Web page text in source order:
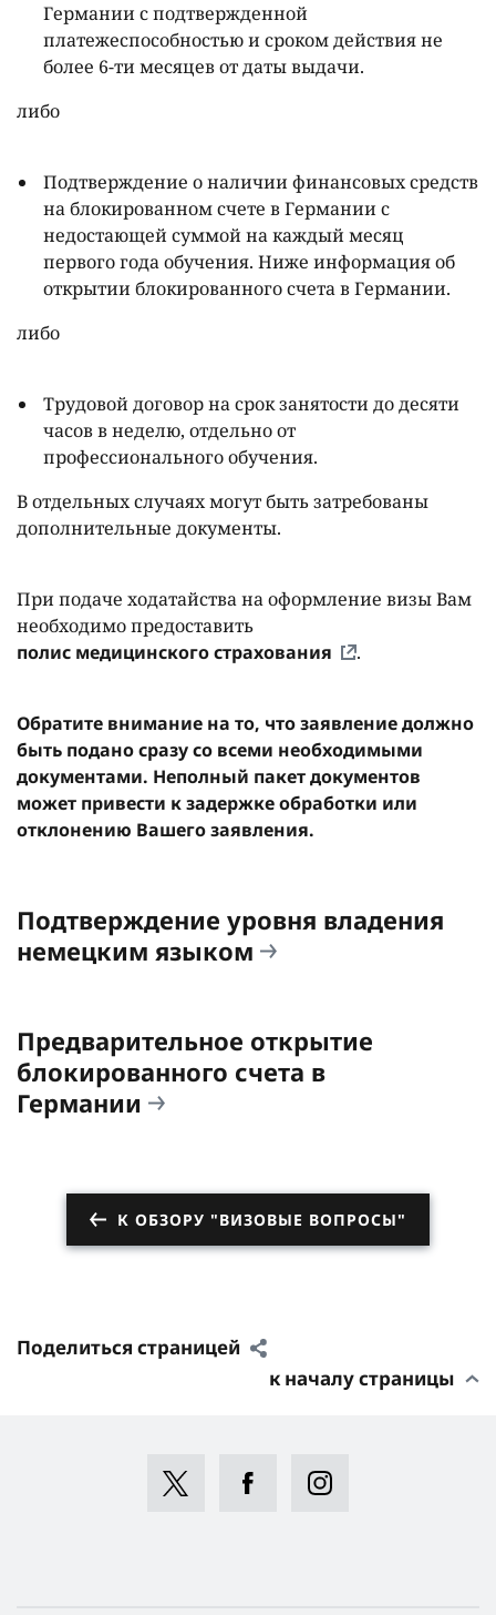
Германии с подтвержденной
платежеспособностью и сроком действия не
более 6-ти месяцев от даты выдачи.
либо
Подтверждение о наличии финансовых средств
на блокированном счете в Германии с
недостающей суммой на каждый месяц
первого года обучения. Ниже информация об
открытии блокированного счета в Германии.
либо
Трудовой договор на срок занятости до десяти
часов в неделю, отдельно от
профессионального обучения.
В отдельных случаях могут быть затребованы
дополнительные документы.
При подаче ходатайства на оформление визы Вам
необходимо предоставить
полис медицинского страхования
.
Обратите внимание на то, что заявление должно
быть подано сразу со всеми необходимыми
документами. Неполный пакет документов
может привести к задержке обработки или
отклонению Вашего заявления.
Подтверждение уровня владения
немецким языком
Предварительное открытие
блокированного счета в
Германии
К ОБЗОРУ "ВИЗОВЫЕ ВОПРОСЫ"
Поделиться страницей
к началу страницы